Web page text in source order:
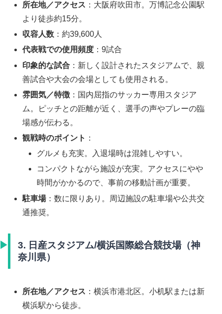
所在地／アクセス ：大阪府吹田市。万博記念公園駅
より徒歩約15分。
収容人数 ：約39,600人
代表戦での使用頻度 ：9試合
印象的な試合 ：新しく設計されたスタジアムで、親
善試合や大会の会場としても使用される。
雰囲気／特徴 ：国内屈指のサッカー専用スタジア
ム。ピッチとの距離が近く、選手の声やプレーの臨
場感が伝わる。
観戦時のポイント ：
グルメも充実。入退場時は混雑しやすい。
コンパクトながら施設が充実。アクセスにやや
時間がかかるので、事前の移動計画が重要。
駐車場：数に限りあり。周辺施設の駐車場や公共交
通推奨。
3. 日産スタジアム/横浜国際総合競技場（神
奈川県）
所在地／アクセス ：横浜市港北区。小机駅または新
横浜駅から徒歩。